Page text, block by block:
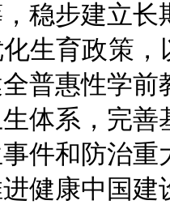
稳步建立
生育政策
普惠性学
体系，完
件和防治
健康中国建